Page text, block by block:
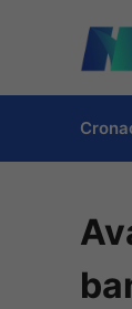
contenuto